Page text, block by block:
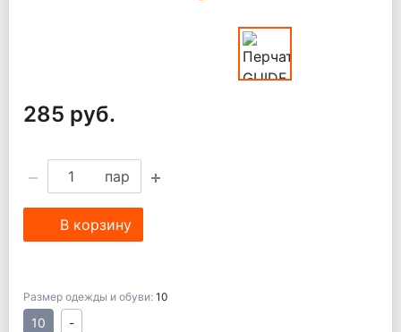
285 руб.
пар
В корзину
Размер одежды и обуви: 10
10 -